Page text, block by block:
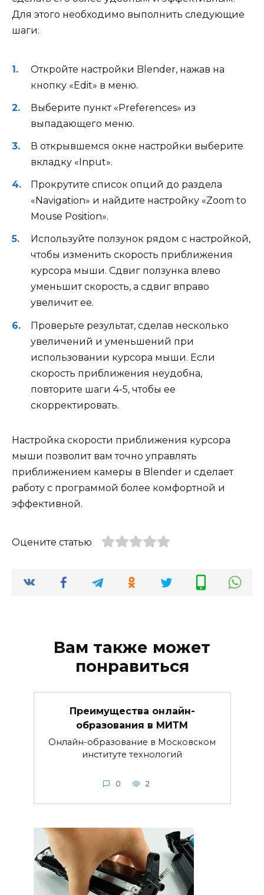
Для этого необходимо выполнить следующие
шаги:
Откройте настройки Blender, нажав на
кнопку «Edit» в меню.
Выберите пункт «Preferences» из
выпадающего меню.
В открывшемся окне настройки выберите
вкладку «Input».
Прокрутите список опций до раздела
«Navigation» и найдите настройку «Zoom to
Mouse Position».
Используйте ползунок рядом с настройкой,
чтобы изменить скорость приближения
курсора мыши. Сдвиг ползунка влево
уменьшит скорость, а сдвиг вправо
увеличит ее.
Проверьте результат, сделав несколько
увеличений и уменьшений при
использовании курсора мыши. Если
скорость приближения неудобна,
повторите шаги 4-5, чтобы ее
скорректировать.
Настройка скорости приближения курсора
мыши позволит вам точно управлять
приближением камеры в Blender и сделает
работу с программой более комфортной и
эффективной.
Оцените статью
Вам также может
понравиться
Преимущества онлайн-
образования в МИТМ
Онлайн-образование в Московском
институте технологий
0 2